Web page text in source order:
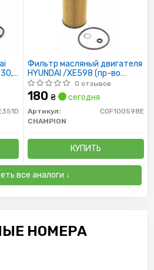
Фильтр масляный двигателя
HYUNDAI /XE598 (пр-во
CHAMPION)
0 отзывов
180 ₴ сегодня
Артикул:
COF100598E
CHAMPION
КУПИТЬ
все аналоги ↓
НОМЕРА